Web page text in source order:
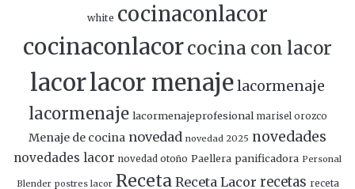
white cocinaconlacor
cocinaconlacorcocina con lacor
lacorlacor menajelacormenaje
lacormenaje lacormenajeprofesional marisel orozco
Menaje de cocina novedad novedad 2025 novedades
novedades lacor novedad otoño Paellera panificadora Personal
Blender postres lacor Receta Receta Lacor recetas receta